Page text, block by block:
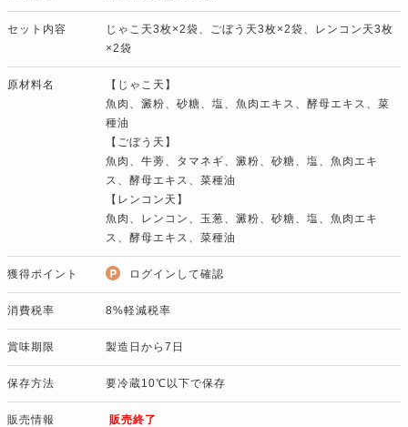
セット内容
じゃこ天3枚×2袋、ごぼう天3枚×2袋、レンコン天3枚
×2袋
原材料名
【じゃこ天】
魚肉、澱粉、砂糖、塩、魚肉エキス、酵母エキス、菜
種油
【ごぼう天】
魚肉、牛蒡、タマネギ、澱粉、砂糖、塩、魚肉エキ
ス、酵母エキス、菜種油
【レンコン天】
魚肉、レンコン、玉葱、澱粉、砂糖、塩、魚肉エキ
ス、酵母エキス、菜種油
獲得ポイント ログインして確認
消費税率 8%軽減税率
賞味期限 製造日から7日
保存方法 要冷蔵10℃以下で保存
販売情報 販売終了